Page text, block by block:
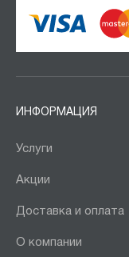
ИНФОРМАЦИЯ
Услуги
Акции
Доставка и оплата
О компании